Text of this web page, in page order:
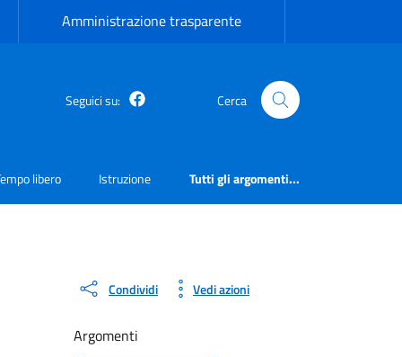
Amministrazione trasparente
Seguici su: Facebook Cerca
libero Istruzione Tutti gli argomenti...
Condividi Vedi azioni
Argomenti